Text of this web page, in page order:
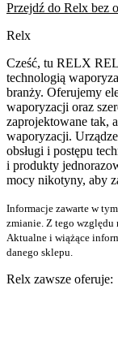
Przejdź do Relx bez
Relx
Cześć, tu RELX
technologią
branży. Oferujemy
waporyzacji oraz
zaprojektowane tak,
waporyzacji.
obsługi i postępu
i produkty
mocy nikotyny, aby
Informacje zawarte w
zmianie. Z tego względu
Aktualne i wiążące
danego sklepu.
Relx zawsze oferuje: